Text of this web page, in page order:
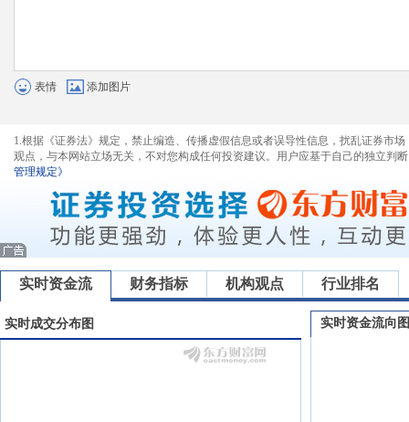
表情 添加图片
1.根据《证券法》规定，禁止编造、传播虚假信息或者误导性信息，扰乱证券市
观点，与本网站立场无关，不对您构成任何投资建议。用户应基于自己的独立判
管理规定》
实时资金流 财务指标 机构观点 行业排名
实时成交分布图 实时资金流向图